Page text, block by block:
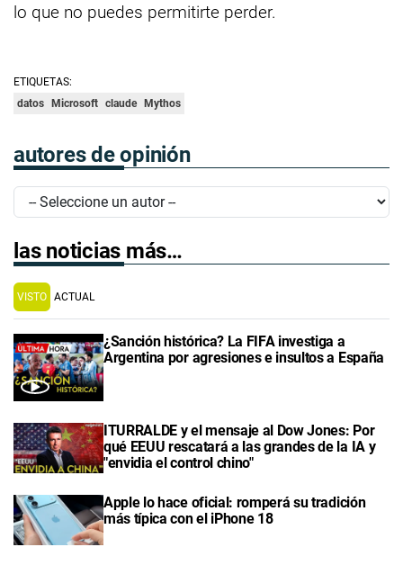
lo que no puedes permitirte perder.
ETIQUETAS:
datos Microsoft claude Mythos
autores de opinión
las noticias más…
VISTO ACTUAL
¿Sanción histórica? La FIFA investiga a
Argentina por agresiones e insultos a España
ITURRALDE y el mensaje al Dow Jones: Por
qué EEUU rescatará a las grandes de la IA y
"envidia el control chino"
Apple lo hace oficial: romperá su tradición
más típica con el iPhone 18